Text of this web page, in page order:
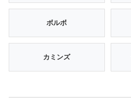
ボルボ
カミンズ